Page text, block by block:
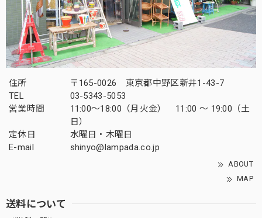
住所
〒165-0026 東京都中野区新井1-43-7
TEL
03-5343-5053
営業時間
11:00～18:00（月火金） 11:00 ～ 19:00（土
日）
定休日
水曜日・木曜日
E-mail
shinyo@lampada.co.jp
ABOUT
MAP
送料について